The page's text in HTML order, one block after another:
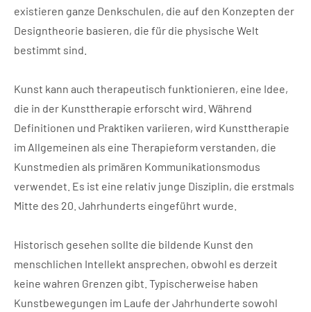
existieren ganze Denkschulen, die auf den Konzepten der
Designtheorie basieren, die für die physische Welt
bestimmt sind.
Kunst kann auch therapeutisch funktionieren, eine Idee,
die in der Kunsttherapie erforscht wird. Während
Definitionen und Praktiken variieren, wird Kunsttherapie
im Allgemeinen als eine Therapieform verstanden, die
Kunstmedien als primären Kommunikationsmodus
verwendet. Es ist eine relativ junge Disziplin, die erstmals
Mitte des 20. Jahrhunderts eingeführt wurde.
Historisch gesehen sollte die bildende Kunst den
menschlichen Intellekt ansprechen, obwohl es derzeit
keine wahren Grenzen gibt. Typischerweise haben
Kunstbewegungen im Laufe der Jahrhunderte sowohl